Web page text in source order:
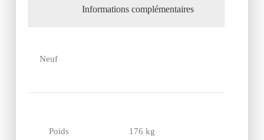
Informations complémentaires
Neuf
Poids 176 kg